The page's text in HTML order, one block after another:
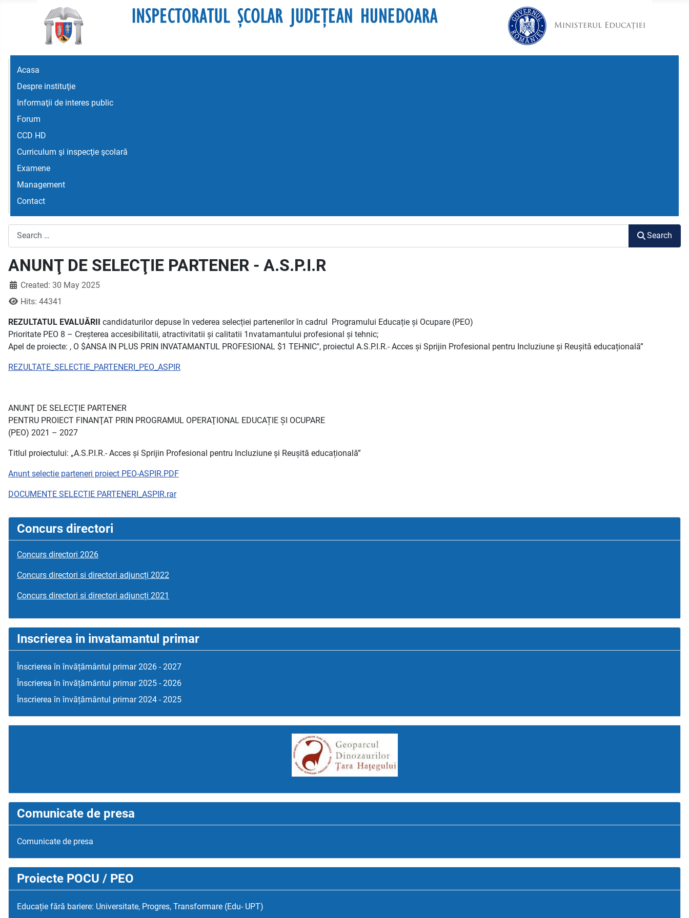
Acasa
Despre instituţie
Informaţii de interes public
Forum
CCD HD
Curriculum şi inspecţie şcolară
Examene
Management
Contact
Search
ANUNŢ DE SELECŢIE PARTENER - A.S.P.I.R
Created: 30 May 2025
Hits: 44341
REZULTATUL EVALUĂRII candidaturilor depuse în vederea selecției partenerilor în cadrul Programului Educație și Ocupare (PEO)
Prioritate PEO 8 – Creșterea accesibilitatii, atractivitatii și calitatii 1nvatamantului profesional și tehnic;
Apel de proiecte: , O $ANSA IN PLUS PRIN INVATAMANTUL PROFESIONAL $1 TEHNIC", proiectul A.S.P.I.R.- Acces și Sprijin Profesional pentru Incluziune și Reușită educațională”
REZULTATE_SELECTIE_PARTENERI_PEO_ASPIR
ANUNŢ DE SELECŢIE PARTENER
PENTRU PROIECT FINANŢAT PRIN PROGRAMUL OPERAŢIONAL EDUCAȚIE ȘI OCUPARE
(PEO) 2021 – 2027
Titlul proiectului: „A.S.P.I.R.- Acces și Sprijin Profesional pentru Incluziune și Reușită educațională”
Anunt selectie parteneri proiect PEO-ASPIR.PDF
DOCUMENTE SELECTIE PARTENERI_ASPIR.rar
Concurs directori
Concurs directori 2026
Concurs directori si directori adjuncți 2022
Concurs directori si directori adjuncți 2021
Inscrierea in invatamantul primar
Înscrierea în învățământul primar 2026 - 2027
Înscrierea în învățământul primar 2025 - 2026
Înscrierea în învățământul primar 2024 - 2025
Comunicate de presa
Comunicate de presa
Proiecte POCU / PEO
Educație fără bariere: Universitate, Progres, Transformare (Edu- UPT)